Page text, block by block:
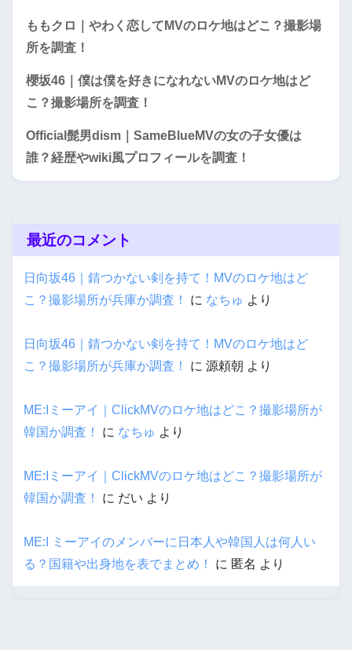
ももクロ｜やわく恋してMVのロケ地はどこ？撮影場
所を調査！
櫻坂46｜僕は僕を好きになれないMVのロケ地はど
こ？撮影場所を調査！
Official髭男dism｜SameBlueMVの女の子女優は
誰？経歴やwiki風プロフィールを調査！
最近のコメント
日向坂46｜錆つかない剣を持て！MVのロケ地はど
こ？撮影場所が兵庫か調査！
に なちゅ より
日向坂46｜錆つかない剣を持て！MVのロケ地はど
こ？撮影場所が兵庫か調査！
に 源頼朝 より
ME:Iミーアイ｜ClickMVのロケ地はどこ？撮影場所が
韓国か調査！
に なちゅ より
ME:Iミーアイ｜ClickMVのロケ地はどこ？撮影場所が
韓国か調査！
に だい より
ME:I ミーアイのメンバーに日本人や韓国人は何人い
る？国籍や出身地を表でまとめ！
に 匿名 より